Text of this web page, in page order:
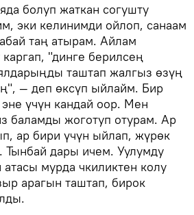
болуп жаткан согушту
эки келинимди ойлоп, санаам
таң атырам. Айлам
каргап, "динге берилсең
таштап жалгыз өзүң
— деп өксүп ыйлайм. Бир
үчүн кандай оор. Мен
баламды жоготуп отурам. Ар
ар бири үчүн ыйлап, жүрөк
Тынбай дары ичем. Уулумду
атасы мурда чкиликтен колу
арагын таштап, бирок